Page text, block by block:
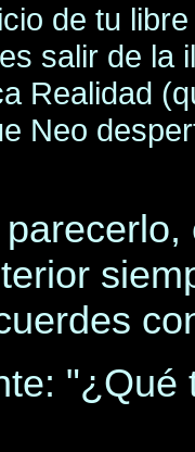
de tu
salir de la
Realidad
Neo